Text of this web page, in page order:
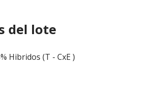
del lote
Hibridos (T - CxE )